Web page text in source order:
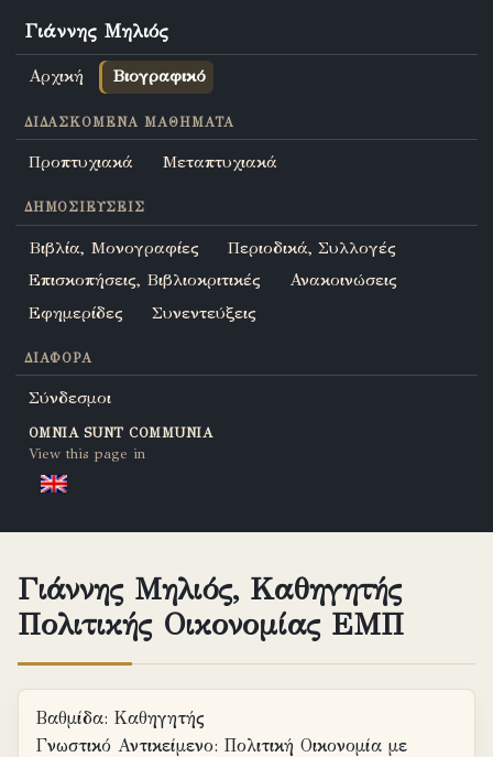
Γιάννης Μηλιός
Αρχική Βιογραφικό
ΔΙΔΑΣΚΌΜΕΝΑ ΜΑΘΉΜΑΤΑ
Προπτυχιακά Μεταπτυχιακά
ΔΗΜΟΣΙΕΎΣΕΙΣ
Βιβλία, Μονογραφίες
Περιοδικά, Συλλογές
Επισκοπήσεις, Βιβλιοκριτικές
Ανακοινώσεις
Εφημερίδες
Συνεντεύξεις
ΔΙΆΦΟΡΑ
Σύνδεσμοι
OMNIA SUNT COMMUNIA
View this page in
Γιάννης Μηλιός, Καθηγητής
Πολιτικής Οικονομίας ΕΜΠ
Βαθμίδα: Καθηγητής
Γνωστικό Αντικείμενο: Πολιτική Οικονομία με